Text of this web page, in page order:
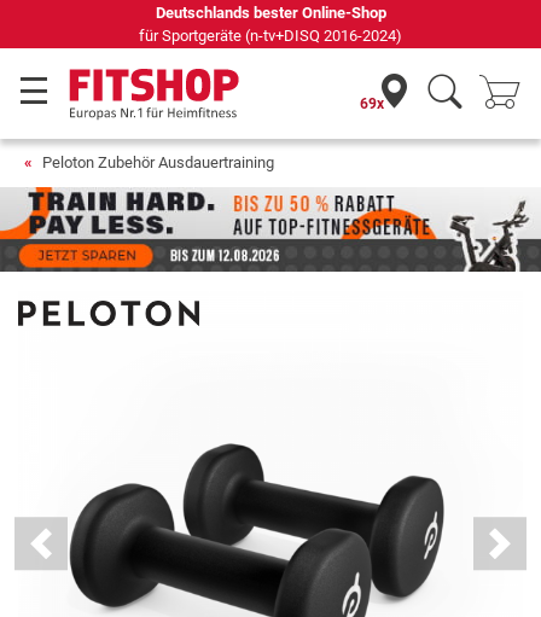
Deutschlands bester Online-Shop
für Sportgeräte (n-tv+DISQ 2016-2024)
69x
Peloton Zubehör Ausdauertraining
Previous Next